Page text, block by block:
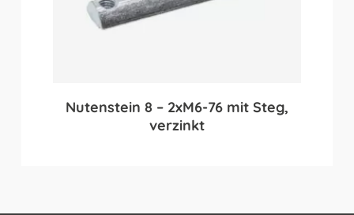
Nutenstein 8 – 2xM6-76 mit Steg,
verzinkt